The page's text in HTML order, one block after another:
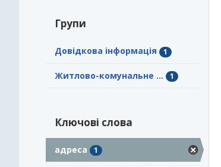
Групи
Довідкова інформація 1
Житлово-комунальне ... 1
Ключові слова
адреса 1